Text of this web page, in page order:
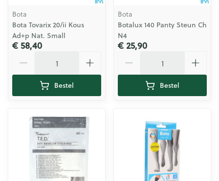
Bota
Bota Tovarix 20/ii Kous
Ad+p Nat. Small
€ 58,40
Bestel
Bota
Botalux 140 Panty Steun Ch
N4
€ 25,90
Bestel